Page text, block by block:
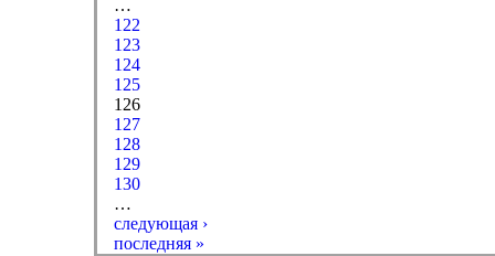
…
122
123
124
125
126
127
128
129
130
…
следующая ›
последняя »